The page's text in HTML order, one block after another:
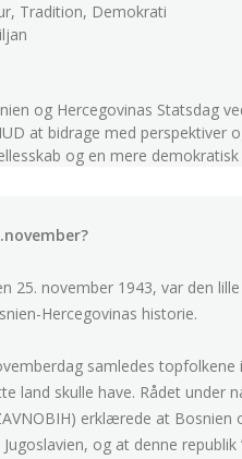
Tradition, Demokrati
og Hercegovinas Statsdag
at bidrage med perspektiver
og en mere demokratisk
25. november 1943, var den
Hercegovinas historie.
samledes
land skulle have. Rådet under
erklærede at
og at denne